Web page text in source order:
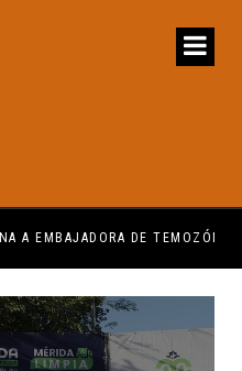
DE TEMOZÓN